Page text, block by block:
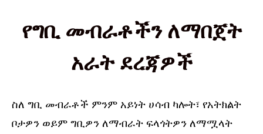
የግቢ መብራቶችን ለማበጀት
አራት ደረጃዎች
ስለ ግቢ መብራቶች ምንም አይነት ሀሳብ ካሎት፣ የአትክልት
ቦታዎን ወይም ግቢዎን ለማብራት ፍላጎትዎን ለማሟላት